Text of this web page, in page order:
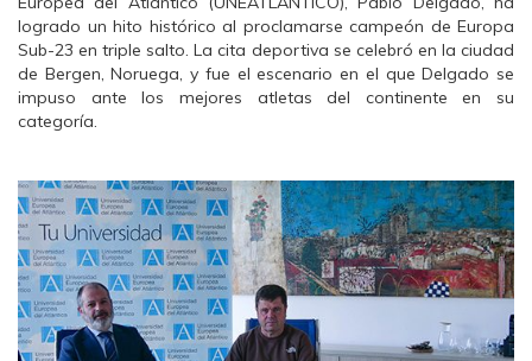
logrado un hito histórico al proclamarse campeón de Europa
Sub-23 en triple salto. La cita deportiva se celebró en la ciudad
de Bergen, Noruega, y fue el escenario en el que Delgado se
impuso ante los mejores atletas del continente en su
categoría.